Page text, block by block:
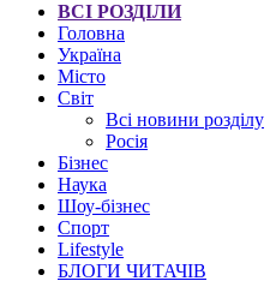
ВСІ РОЗДІЛИ
Головна
Україна
Місто
Світ
Всі новини розділу
Росія
Бізнес
Наука
Шоу-бізнес
Спорт
Lifestyle
БЛОГИ ЧИТАЧІВ